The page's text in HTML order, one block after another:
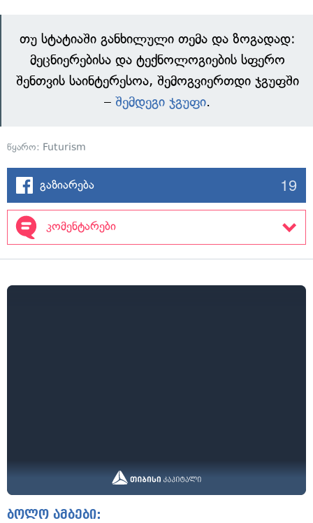
თუ სტატიაში განხილული თემა და ზოგადად:
მეცნიერებისა და ტექნოლოგიების სფერო
შენთვის საინტერესოა, შემოგვიერთდი ჯგუფში
– შემდეგი ჯგუფი.
წყარო: Futurism
გაზიარება 19
კომენტარები
ბოლო ამბები: